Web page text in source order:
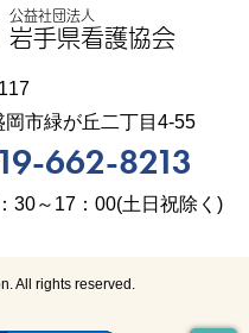
公益社団法人
岩手県看護協会
岡市緑が丘二丁目4-55
662-8213
30～17：00(土日祝除く)
All rights reserved.